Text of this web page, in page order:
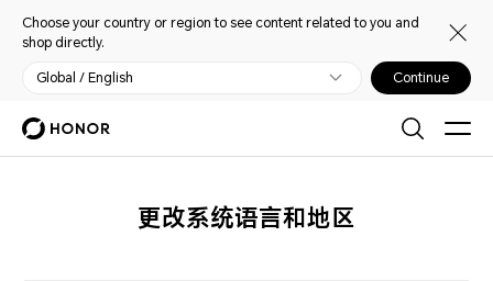
Choose your country or region to see content related to you and
shop directly.
Global / English Continue
更改系统语言和地区